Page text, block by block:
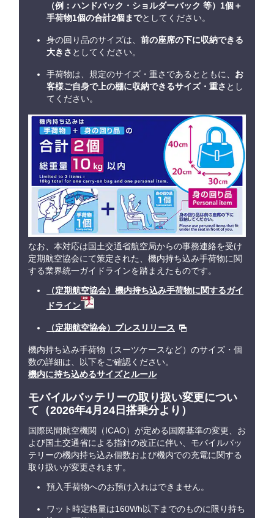
（例：ハンドバック・ショルダーバック 等）1個＋
手荷物1個の合計2個までとしてください。
身の回り品のサイズは、 前の座席の下に収納できる
大きさ としてください。
手荷物は、規定のサイズ・重さであるとともに、 お
客様ご自身で上の棚に収納できるサイズ・重さ とし
てください。
なお、本対応は国土交通省航空局からの事務連絡を受け
定期航空協会にて策定された、機内持ち込み手荷物に関
する業界統一ガイドラインを踏まえたものです。
（定期航空協会）機内持ち込み手荷物に関するガイ
ドライン
（定期航空協会）プレスリリース
機内持ち込み手荷物（スーツケースなど）のサイズ・個
数の詳細は、以下をご確認ください。
機内に持ち込めるサイズとルール
モバイルバッテリーの取り扱い変更につい
て（2026年4月24日搭乗分より）
国際民間航空機関（ICAO）が定める国際基準の変更、お
よび国土交通省による指針の改正に伴い、モバイルバッ
テリーの機内持ち込み個数および機内での充電に関する
取り扱いが変更されます。
預入手荷物へのお預け入れはできません。
ワット時定格量は160Wh以下までのものに限り持ち